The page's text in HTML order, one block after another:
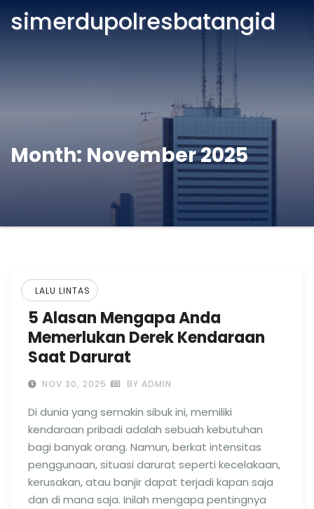
simerdupolresbatangid
Month: November 2025
LALU LINTAS
5 Alasan Mengapa Anda
Memerlukan Derek Kendaraan
Saat Darurat
NOV 30, 2025 BY ADMIN
Di dunia yang semakin sibuk ini, memiliki
kendaraan pribadi adalah sebuah kebutuhan
bagi banyak orang. Namun, berkat intensitas
penggunaan, situasi darurat seperti kecelakaan,
kerusakan, atau banjir dapat terjadi kapan saja
dan di mana saja. Inilah mengapa pentingnya